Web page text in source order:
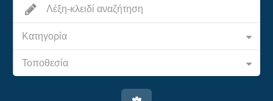
Κατηγορία
Τοποθεσία